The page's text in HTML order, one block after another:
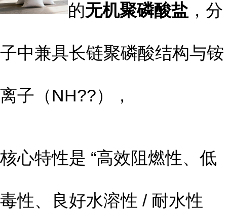
的无机聚磷酸盐 ，分
子中兼具长链聚磷酸结构与铵
离子（NH??），
核心特性是 “高效阻燃性、低
毒性、良好水溶性 / 耐水性